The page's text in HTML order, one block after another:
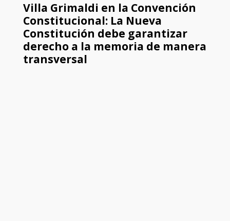
Villa Grimaldi en la Convención
Constitucional: La Nueva
Constitución debe garantizar
derecho a la memoria de manera
transversal